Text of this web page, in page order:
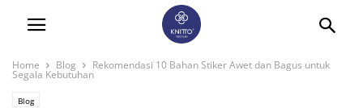
Home Blog Rekomendasi 10 Bahan Stiker Awet dan Bagus untuk
Segala Kebutuhan
Blog